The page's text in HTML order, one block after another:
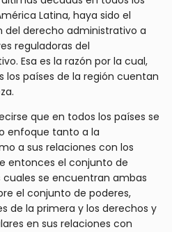
Latina, haya sido el
del derecho administrativo a
reguladoras del
Esa es la razón por la cual,
los países de la región cuentan
que en todos los países se
enfoque tanto a la
a sus relaciones con los
entonces el conjunto de
se encuentran ambas
el conjunto de poderes,
de la primera y los derechos y
en sus relaciones con